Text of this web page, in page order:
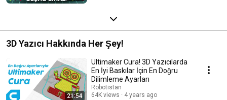
3D Yazıcı Hakkında Her Şey!
21:54
Ultimaker Cura! 3D Yazıcılarda
En İyi Baskılar İçin En Doğru
Dilimleme Ayarları
Robotistan
64K views
4 years ago